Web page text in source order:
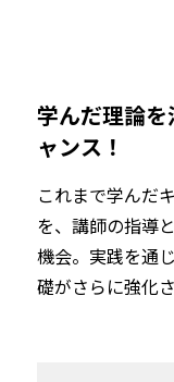
学んだ理論
ャンス！
これまで学んだ
を、講師の指導
機会。実践を通
礎がさらに強化さ